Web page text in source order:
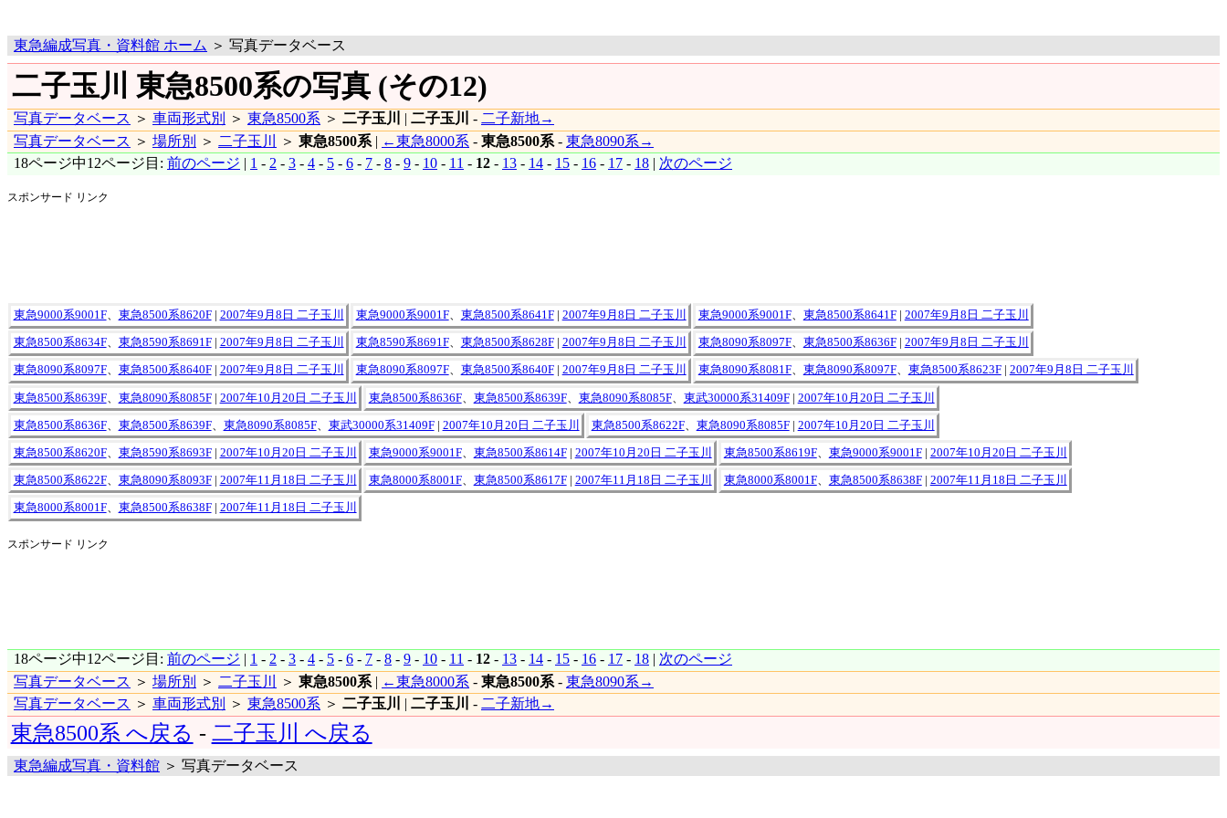
東急編成写真・資料館 ホーム ＞ 写真データベース
二子玉川 東急8500系の写真 (その12)
写真データベース ＞ 車両形式別 ＞ 東急8500系 ＞ 二子玉川 | 二子玉川 - 二子新地→
写真データベース ＞ 場所別 ＞ 二子玉川 ＞ 東急8500系 | ←東急8000系 - 東急8500系 - 東急8090系→
18ページ中12ページ目: 前のページ | 1 - 2 - 3 - 4 - 5 - 6 - 7 - 8 - 9 - 10 - 11 - 12 - 13 - 14 - 15 - 16 - 17 - 18 | 次のページ
スポンサード リンク
東急9000系9001F、 東急8500系8620F| 2007年9月8日 二子玉川 東急9000系9001F、 東急8500系8641F| 2007年9月8日 二子玉川 東急9000系9001F、 東急8500系8641F| 2007年9月8日 二子玉川
東急8500系8634F、 東急8590系8691F| 2007年9月8日 二子玉川 東急8590系8691F、 東急8500系8628F| 2007年9月8日 二子玉川 東急8090系8097F、 東急8500系8636F| 2007年9月8日 二子玉川
東急8090系8097F、 東急8500系8640F| 2007年9月8日 二子玉川 東急8090系8097F、 東急8500系8640F| 2007年9月8日 二子玉川 東急8090系8081F、 東急8090系8097F、 東急8500系8623F| 2007年9月8日 二子玉川
東急8500系8639F、 東急8090系8085F| 2007年10月20日 二子玉川 東急8500系8636F、 東急8500系8639F、 東急8090系8085F、 東武30000系31409F| 2007年10月20日 二子玉川
東急8500系8636F、 東急8500系8639F、 東急8090系8085F、 東武30000系31409F| 2007年10月20日 二子玉川 東急8500系8622F、 東急8090系8085F| 2007年10月20日 二子玉川
東急8500系8620F、 東急8590系8693F| 2007年10月20日 二子玉川 東急9000系9001F、 東急8500系8614F| 2007年10月20日 二子玉川 東急8500系8619F、 東急9000系9001F| 2007年10月20日 二子玉川
東急8500系8622F、 東急8090系8093F| 2007年11月18日 二子玉川 東急8000系8001F、 東急8500系8617F| 2007年11月18日 二子玉川 東急8000系8001F、 東急8500系8638F| 2007年11月18日 二子玉川
東急8000系8001F、 東急8500系8638F| 2007年11月18日 二子玉川
スポンサード リンク
18ページ中12ページ目: 前のページ | 1 - 2 - 3 - 4 - 5 - 6 - 7 - 8 - 9 - 10 - 11 - 12 - 13 - 14 - 15 - 16 - 17 - 18 | 次のページ
写真データベース ＞ 場所別 ＞ 二子玉川 ＞ 東急8500系 | ←東急8000系 - 東急8500系 - 東急8090系→
写真データベース ＞ 車両形式別 ＞ 東急8500系 ＞ 二子玉川 | 二子玉川 - 二子新地→
東急8500系 へ戻る - 二子玉川 へ戻る
東急編成写真・資料館 ＞ 写真データベース